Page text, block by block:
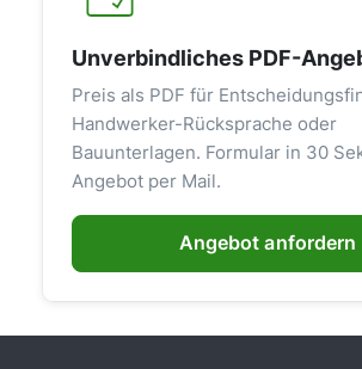
Unverbindliches PDF-
Preis als PDF für
Handwerker-Rücksprache oder
Bauunterlagen. Formular in 30
Angebot per Mail.
Angebot anfordern